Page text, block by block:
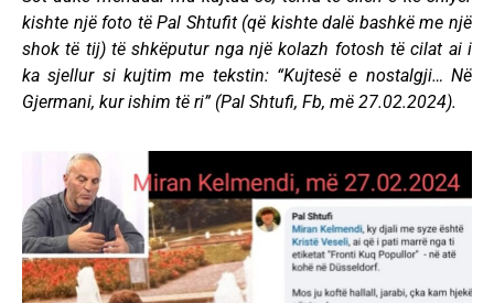
kishte një foto të Pal Shtufit (që kishte dalë bashkë me një
shok të tij) të shkëputur nga një kolazh fotosh të cilat ai i
ka sjellur si kujtim me tekstin: “Kujtesë e nostalgji… Në
Gjermani, kur ishim të ri” (Pal Shtufi, Fb, më 27.02.2024).